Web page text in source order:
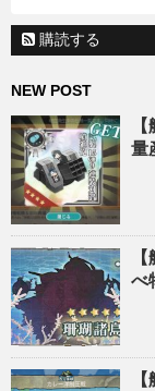
購読する
NEW POST
量
べ